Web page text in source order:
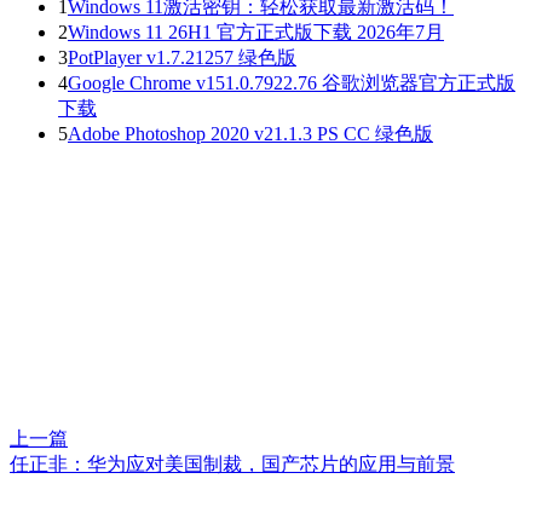
1 Windows 11激活密钥：轻松获取最新激活码！
2Windows 11 26H1 官方正式版下载 2026年7月
3PotPlayer v1.7.21257 绿色版
4Google Chrome v151.0.7922.76 谷歌浏览器官方正式版
下载
5Adobe Photoshop 2020 v21.1.3 PS CC 绿色版
上一篇
任正非：华为应对美国制裁，国产芯片的应用与前景